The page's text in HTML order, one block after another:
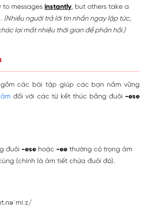
to messages instantly, but others take a
(Nhiều người trả lời tin nhắn ngay lập tức,
lại mất nhiều thời gian để phản hồi.)
gồm các bài tập giúp các bạn nắm vững
đối với các từ kết thúc bằng đuôi -ese
đuôi -ese hoặc -ee thường có trọng âm
(chính là âm tiết chứa đuôi đó).